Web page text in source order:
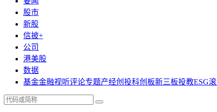
股市
新股
信披+
公司
港美股
数据
基金金融视听评论专题产经创投科创板新三板投教ESG